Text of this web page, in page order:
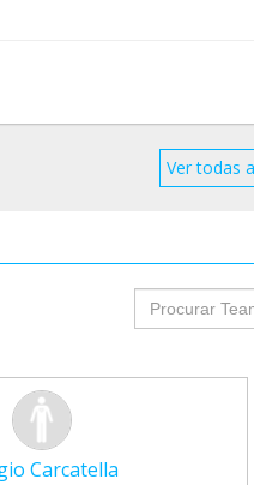
Ver todas
Carcatella